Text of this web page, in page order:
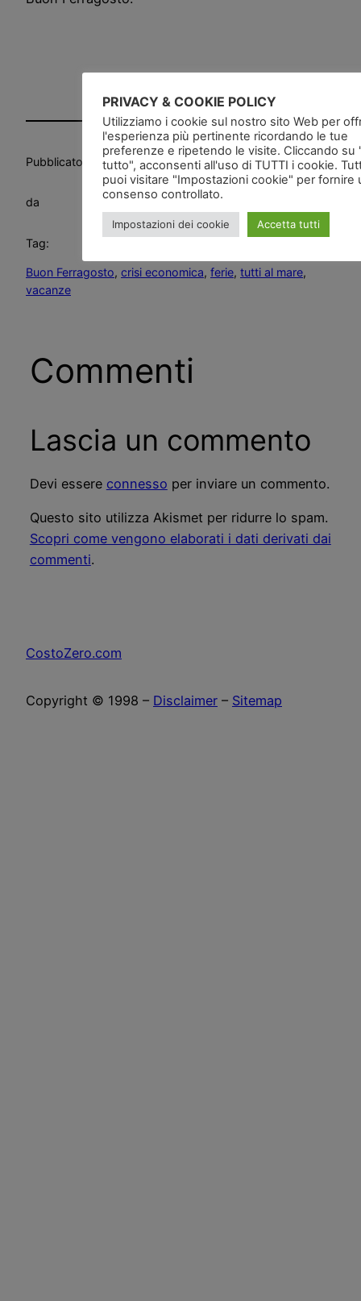
Pubblicato News and go
da
Tag:
Buon Ferragosto, crisi economica, ferie, tutti al mare
vacanze
Commenti
Lascia un commento
Devi essere connesso per inviare un commento.
Questo sito utilizza Akismet per ridurre lo spam.
Scopri come vengono elaborati i dati derivati dai
commenti.
CostoZero.com
Copyright © 1998 – Disclaimer – Sitemap
PRIVACY & COOKIE POLICY
Utilizziamo i cookie sul nostro sito Web per
l'esperienza più pertinente ricordando le tue
preferenze e ripetendo le visite. Cliccando su
tutto", acconsenti all'uso di TUTTI i cookie.
puoi visitare "Impostazioni cookie" per fornire
consenso controllato.
Impostazioni dei cookie Accetta tutti